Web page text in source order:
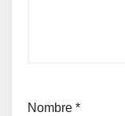
Nombre *